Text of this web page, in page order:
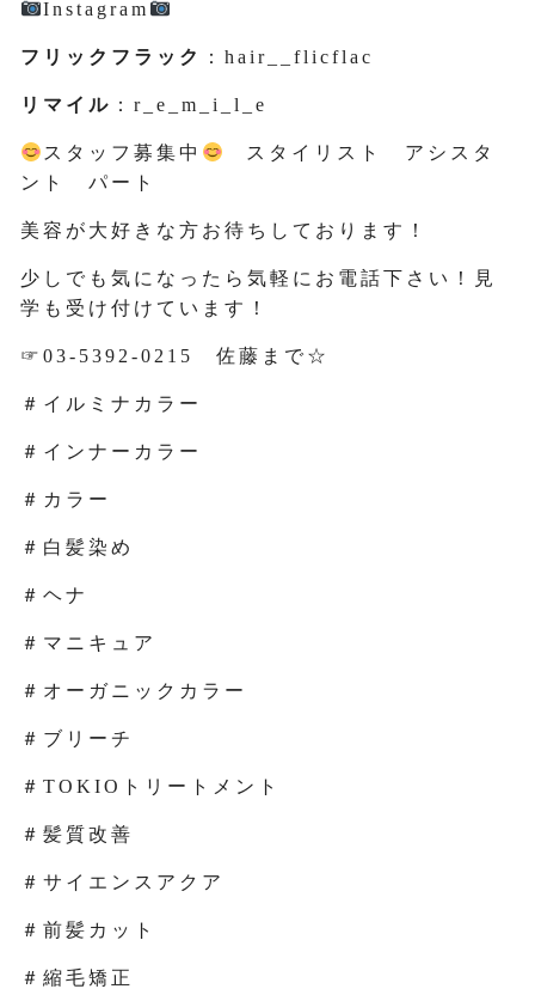
Instagram
フリックフラック ：hair__flicflac
リマイル ：r_e_m_i_l_e
スタッフ募集中
スタイリスト アシスタ
ント パート
美容が大好きな方お待ちしております！
少しでも気になったら気軽にお電話下さい！見
学も受け付けています！
☞03-5392-0215 佐藤まで☆
＃イルミナカラー
＃インナーカラー
＃カラー
＃白髪染め
＃ヘナ
＃マニキュア
＃オーガニックカラー
＃ブリーチ
＃TOKIOトリートメント
＃髪質改善
＃サイエンスアクア
＃前髪カット
＃縮毛矯正